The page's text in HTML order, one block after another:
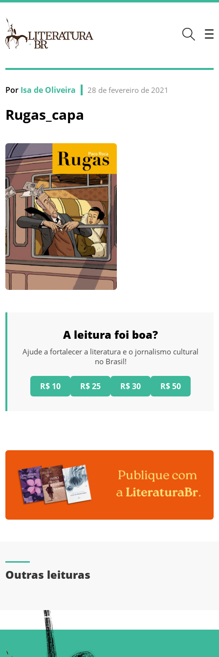
Por Isa de Oliveira 28 de fevereiro de 2021
Rugas_capa
A leitura foi boa?
Ajude a fortalecer a literatura e o jornalismo cultural
no Brasil!
R$ 10 R$ 25 R$ 30 R$ 50
Outras leituras